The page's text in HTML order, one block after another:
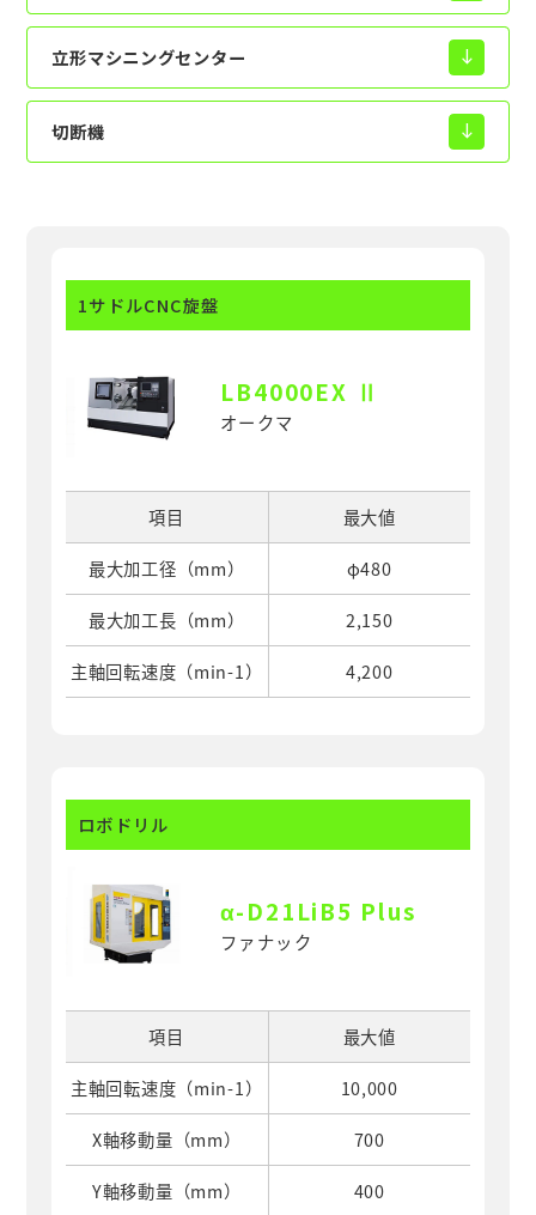
立形マシニングセンター south
切断機 south
1サドルCNC旋盤
LB4000EX Ⅱ
オークマ
項目 最大値
最大加工径（mm） φ480
最大加工長（mm） 2,150
主軸回転速度（min-1） 4,200
ロボドリル
α-D21LiB5 Plus
ファナック
項目 最大値
主軸回転速度（min-1） 10,000
X軸移動量（mm） 700
Y軸移動量（mm） 400